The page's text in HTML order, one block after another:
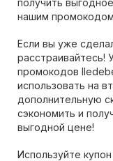
нашим
Если вы уже
расстраивайтесь!
промокодов
использовать на
дополнительную
сэкономить и
выгодной цене!
Используйте